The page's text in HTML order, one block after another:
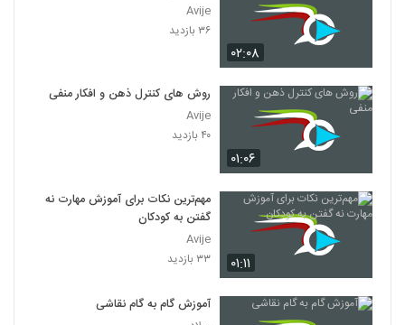
۰۲:۰۸
Avije
۳۶ بازدید
۰۱:۰۶
روش های کنترل ذهن و افکار منفی
Avije
۴۰ بازدید
۰۱:۱۱
مهم‌ترین نکات برای آموزش مهارت نه
گفتن به کودکان
Avije
۳۳ بازدید
آموزش گام به گام نقاشی